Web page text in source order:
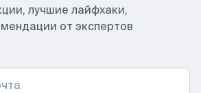
лучшие лайфхаки,
от экспертов